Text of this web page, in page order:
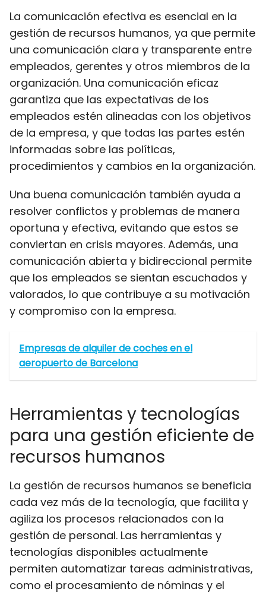
La comunicación efectiva es esencial en la
gestión de recursos humanos, ya que permite
una comunicación clara y transparente entre
empleados, gerentes y otros miembros de la
organización. Una comunicación eficaz
garantiza que las expectativas de los
empleados estén alineadas con los objetivos
de la empresa, y que todas las partes estén
informadas sobre las políticas,
procedimientos y cambios en la organización.
Una buena comunicación también ayuda a
resolver conflictos y problemas de manera
oportuna y efectiva, evitando que estos se
conviertan en crisis mayores. Además, una
comunicación abierta y bidireccional permite
que los empleados se sientan escuchados y
valorados, lo que contribuye a su motivación
y compromiso con la empresa.
Empresas de alquiler de coches en el
aeropuerto de Barcelona
Herramientas y tecnologías
para una gestión eficiente de
recursos humanos
La gestión de recursos humanos se beneficia
cada vez más de la tecnología, que facilita y
agiliza los procesos relacionados con la
gestión de personal. Las herramientas y
tecnologías disponibles actualmente
permiten automatizar tareas administrativas,
como el procesamiento de nóminas y el